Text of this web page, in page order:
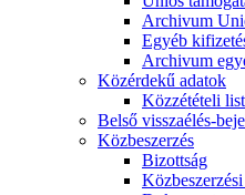
Archivum
Egyéb
Archivum
Közérdekű adatok
Közzétételi
Belső visszaélés-
Közbeszerzés
Bizottság